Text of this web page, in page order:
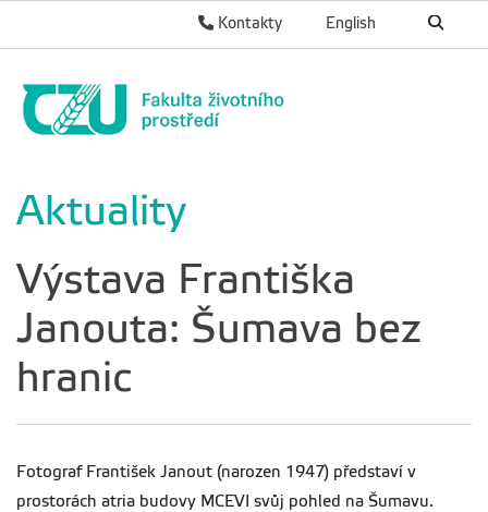
English
Kontakty
Aktuality
Výstava Františka
Janouta: Šumava bez
hranic
Fotograf František Janout (narozen 1947) představí v
prostorách atria budovy MCEVI svůj pohled na Šumavu.